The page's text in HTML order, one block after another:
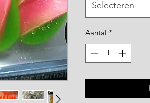
Selecteren
Aantal *